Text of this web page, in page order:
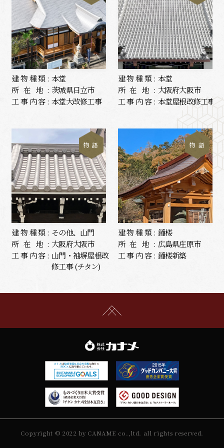
建物種類: 本堂
所在地: 茨城県日立市
工事内容: 本堂大改修工事
建物種類: 本堂
所在地: 大阪府大阪市
工事内容: 本堂屋根改修工事
物 語
建物種類: その他、山門
所在地: 大阪府大阪市
工事内容: 山門・袖塀屋根改
修工事 (チタン)
物 語
建物種類: 鐘楼
所在地: 広島県庄原市
工事内容: 鐘楼新築
Copyright © 2022 by CANAME co.,ltd. all rights reserved.